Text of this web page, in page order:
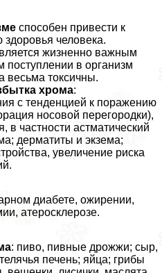
способен привести к
человека.
жизненно важным
в организм
весьма токсичны.
хрома:
с тенденцией к поражению
носовой перегородки),
в частности астматический
дерматиты и экзема;
увеличение риска
диабете, ожирении,
атеросклерозе.
: пиво, пивные дрожжи; сыр,
печень; яйца; грибы